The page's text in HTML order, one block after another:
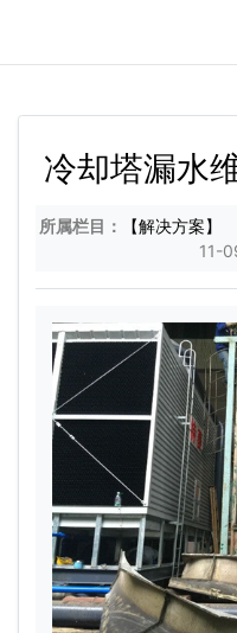
冷却塔漏水
塔水垢
所属栏目： 【解决方案】
11-